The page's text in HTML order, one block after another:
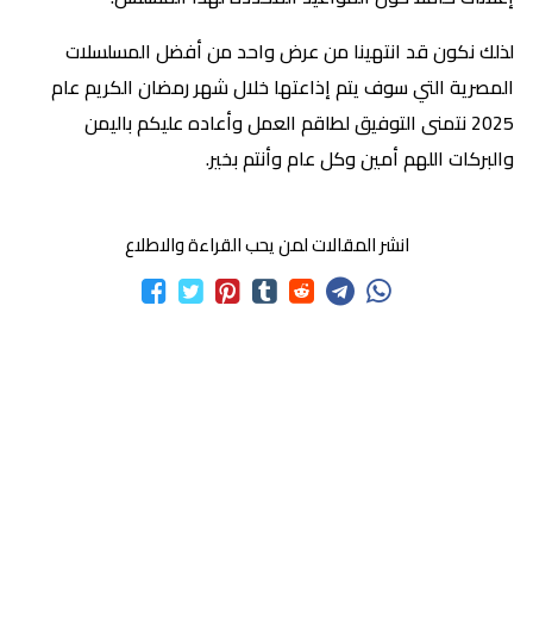
لذلك نكون قد انتهينا من عرض واحد من أفضل المسلسلات
المصرية التي سوف يتم إذاعتها خلال شهر رمضان الكريم عام
2025 نتمنى التوفيق لطاقم العمل وأعاده عليكم باليمن
والبركات اللهم أمين وكل عام وأنتم بخير.
انشر المقالات لمن يحب القراءة والاطلاع